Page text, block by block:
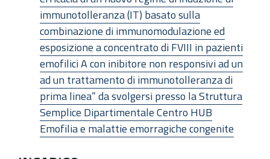
immunotolleranza (IT) basato sulla
combinazione di immunomodulazione ed
esposizione a concentrato di FVIII in pazienti
emofilici A con inibitore non responsivi ad un
ad un trattamento di immunotolleranza di
prima linea” da svolgersi presso la Struttura
Semplice Dipartimentale Centro HUB
Emofilia e malattie emorragiche congenite